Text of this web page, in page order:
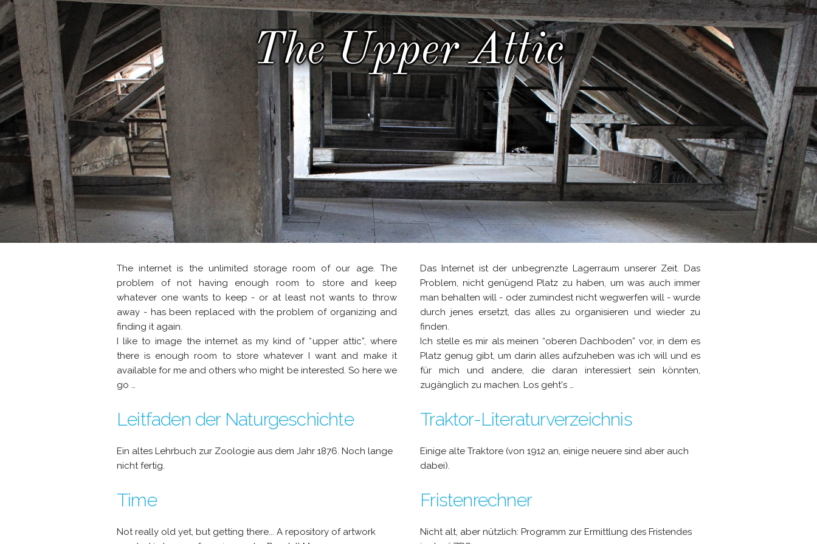
The Upper Attic
The internet is the unlimited storage room of our age. The
problem of not having enough room to store and keep
whatever one wants to keep - or at least not wants to throw
away - has been replaced with the problem of organizing and
finding it again.
I like to image the internet as my kind of “upper attic”, where
there is enough room to store whatever I want and make it
available for me and others who might be interested. So here we
go …
Das Internet ist der unbegrenzte Lagerraum unserer Zeit. Das
Problem, nicht genügend Platz zu haben, um was auch immer
man behalten will - oder zumindest nicht wegwerfen will - wurde
durch jenes ersetzt, das alles zu organisieren und wieder zu
finden.
Ich stelle es mir als meinen “oberen Dachboden” vor, in dem es
Platz genug gibt, um darin alles aufzuheben was ich will und es
für mich und andere, die daran interessiert sein könnten,
zugänglich zu machen. Los geht's …
Leitfaden der Naturgeschichte
Ein altes Lehrbuch zur Zoologie aus dem Jahr 1876. Noch lange
nicht fertig.
Traktor-Literaturverzeichnis
Einige alte Traktore (von 1912 an, einige neuere sind aber auch
dabei).
Time
Not really old yet, but getting there... A repository of artwork
Fristenrechner
Nicht alt, aber nützlich: Programm zur Ermittlung des Fristendes